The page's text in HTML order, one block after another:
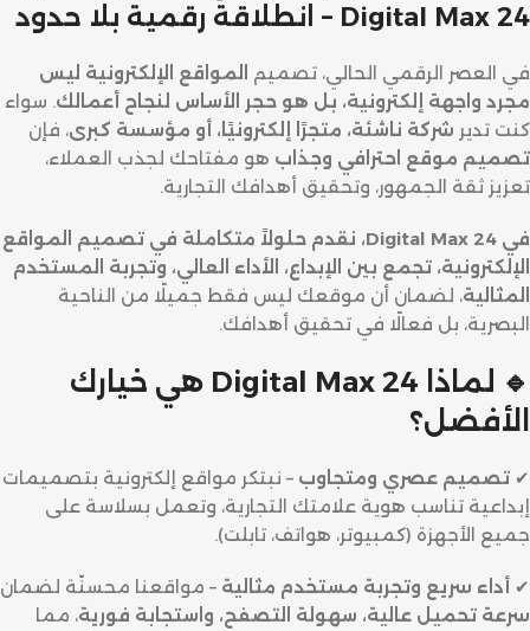
Digital Max 24 – انطلاقة رقمية بلا حدود
في العصر الرقمي الحالي، تصميم
المواقع الإلكترونية ليس
مجرد واجهة إلكترونية، بل هو حجر الأساس لنجاح أعمالك. سواء
كنت تدير شركة ناشئة، متجرًا إلكترونيًا، أو مؤسسة كبرى، فإن
تصميم موقع احترافي وجذاب هو مفتاحك لجذب العملاء،
تعزيز ثقة الجمهور، وتحقيق أهدافك التجارية.
في Digital Max 24، نقدم حلولاً متكاملة في تصميم المواقع
الإلكترونية، تجمع بين الإبداع، الأداء العالي، وتجربة المستخدم
المثالية، لضمان أن موقعك ليس فقط جميلًا من الناحية
البصرية، بل فعالًا في تحقيق أهدافك.
🔹 لماذا Digital Max 24 هي خيارك
الأفضل؟
✔ تصميم عصري ومتجاوب – نبتكر مواقع إلكترونية بتصميمات
إبداعية تناسب هوية علامتك التجارية، وتعمل بسلاسة على
جميع الأجهزة (كمبيوتر، هواتف، تابلت).
✔ أداء سريع وتجربة مستخدم مثالية – مواقعنا محسنّة لضمان
سرعة تحميل عالية، سهولة التصفح، واستجابة فورية، مما